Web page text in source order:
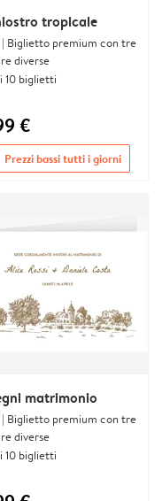
tropicale
Biglietto premium con tre
diverse
10 biglietti
€
Prezzi bassi tutti i giorni
matrimonio
Biglietto premium con tre
diverse
10 biglietti